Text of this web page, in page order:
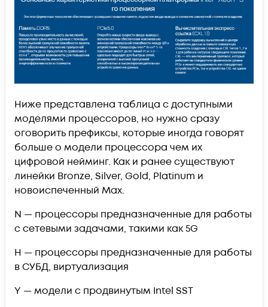
Ниже представлена таблица с доступными
моделями процессоров, но нужно сразу
оговорить префиксы, которые иногда говорят
больше о модели процессора чем их
цифровой нейминг. Как и ранее существуют
линейки Bronze, Silver, Gold, Platinum и
новоиспеченный Max.
N — процессоры предназначенные для работы
с сетевыми задачами, такими как 5G
H — процессоры предназначенные для работы
в СУБД, виртуализация
Y — модели с продвинутым Intel SST